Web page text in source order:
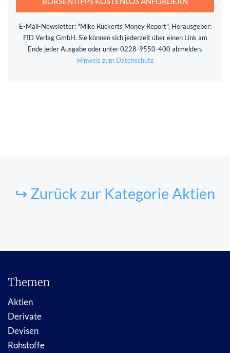
E-Mail-Newsletter: "Mike Rückerts Money Report", Herausgeber:
FID Verlag GmbH. Sie können sich jederzeit über einen Link am
Ende jeder Ausgabe oder unter 0228-9550-400 abmelden.
Hinweis zum Datenschutz
↪ Zurück zur Kategorie Aktien
Themen
Aktien
Derivate
Devisen
Rohstoffe